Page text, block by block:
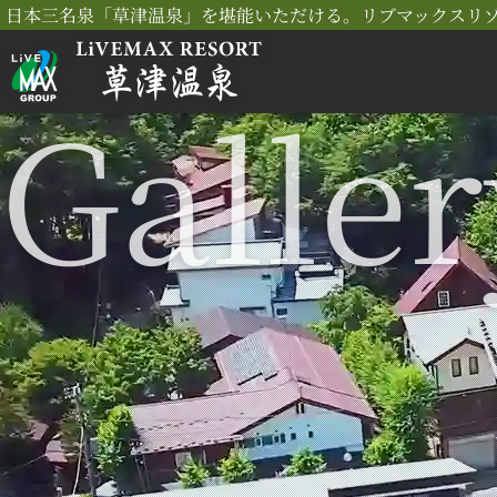
日本三名泉「草津温泉」を堪能いただける。リブマックスリ